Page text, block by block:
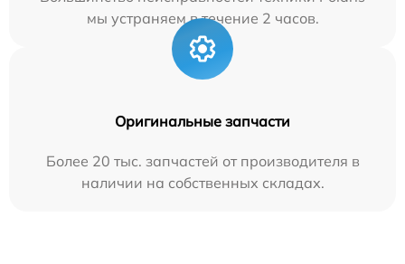
мы устраняем в течение 2 часов.
Оригинальные запчасти
Более 20 тыс. запчастей от производителя в
наличии на собственных складах.